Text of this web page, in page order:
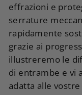
effrazioni e
serrature
rapidamente
grazie ai
illustreremo le
di entrambe e vi
adatta alle vostre